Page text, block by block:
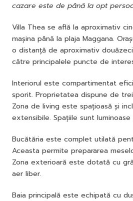
cazare este de până la opt
Villa Thea se află la aproximativ
mașina până la plaja Maggana.
o distanță de aproximativ
către principalele puncte de
Interiorul este compartimentat
sporit. Proprietatea dispune de
Zona de living este spațioasă și
extensibile. Spațiile sunt
Bucătăria este complet utilată
Aceasta permite prepararea
Zona exterioară este dotată cu
aer liber.
Baia principală este echipată cu